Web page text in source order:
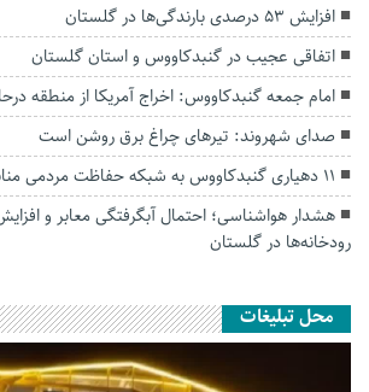
افزایش ۵۳ درصدی بارندگی‌ها در گلستان
اتفاقی عجیب در‌ گنبدکاووس و استان گلستان
امام جمعه گنبدکاووس: اخراج آمریکا از منطقه
صدای شهروند: تیرهای چراغ برق روشن است
۱۱ دهیاری گنبدکاووس به شبکه حفاظت مردمی منابع طبیعی پیوستند
هشدار هواشناسی؛ احتمال آبگرفتگی معابر و
رودخانه‌ها در گلستان
محل تبلیغات